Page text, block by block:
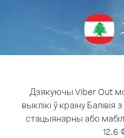
Дзякуючы Viber Out
выклікі ў краіну Балівія
стацыянарны або
12.6